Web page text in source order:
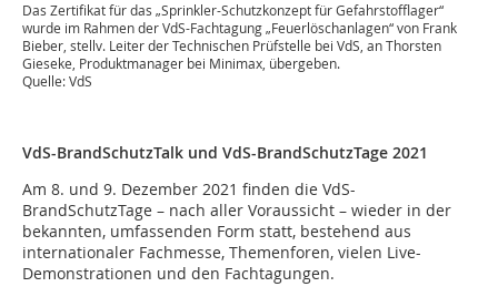
Das Zertifikat für das „Sprinkler-Schutzkonzept für Gefahrstofflager“
wurde im Rahmen der VdS-Fachtagung „Feuerlöschanlagen“ von Frank
Bieber, stellv. Leiter der Technischen Prüfstelle bei VdS, an Thorsten
Gieseke, Produktmanager bei Minimax, übergeben.
Quelle: VdS
VdS-BrandSchutzTalk und VdS-BrandSchutzTage 2021
Am 8. und 9. Dezember 2021 finden die VdS-
BrandSchutzTage – nach aller Voraussicht – wieder in der
bekannten, umfassenden Form statt, bestehend aus
internationaler Fachmesse, Themenforen, vielen Live-
Demonstrationen und den Fachtagungen.